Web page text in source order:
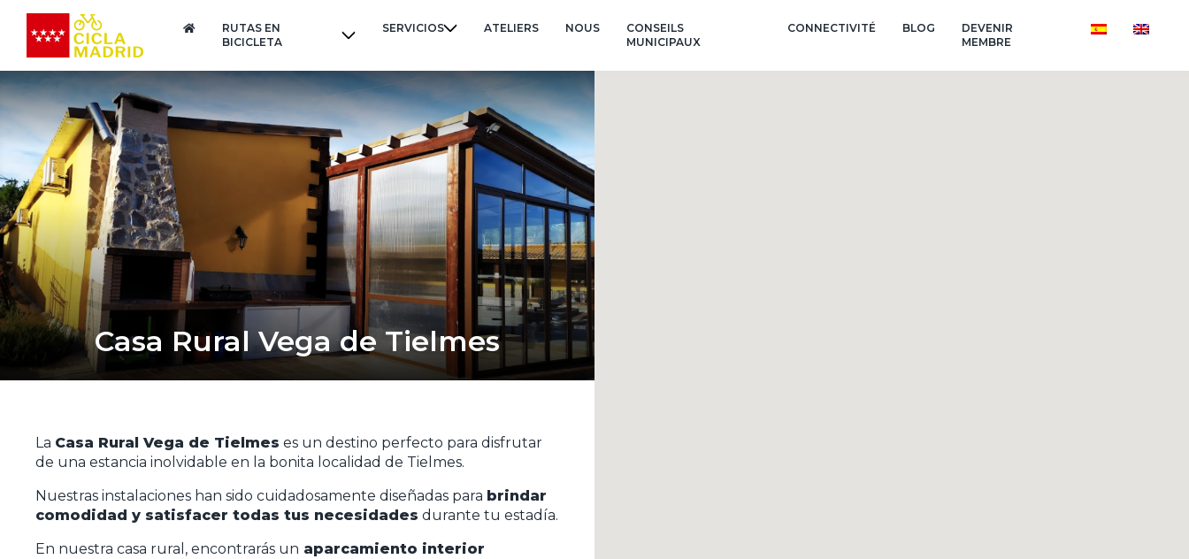
RUTAS EN
BICICLETA
SERVICIOS ATELIERS NOUS
CONSEILS
MUNICIPAUX
CONNECTIVITÉ BLOG
DEVENIR
MEMBRE
Casa Rural Vega de Tielmes
La Casa Rural Vega de Tielmes es un destino perfecto para disfrutar
de una estancia inolvidable en la bonita localidad de Tielmes.
Nuestras instalaciones han sido cuidadosamente diseñadas para brindar
comodidad y satisfacer todas tus necesidades durante tu estadía.
En nuestra casa rural, encontrarás un aparcamiento interior